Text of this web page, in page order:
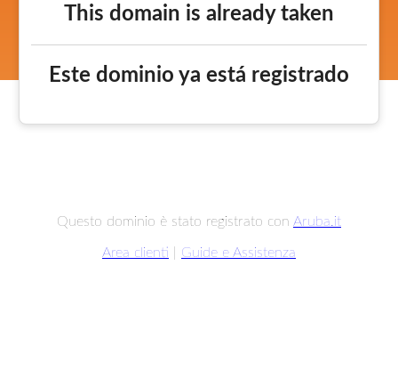
This domain is already taken
Este dominio ya está registrado
Questo dominio è stato registrato con Aruba.it
Area clienti Guide e Assistenza